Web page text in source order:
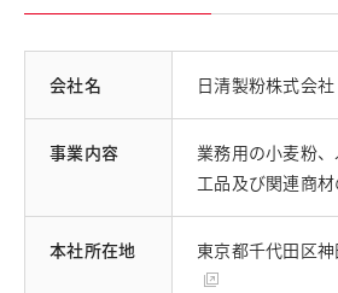
創・食Ｃｌｕｂ
安全・安心への取り組み
会社名 日清製粉株式会社
事業内容
業務用の小麦粉
工品及び関連商
本社所在地 東京都千代田区